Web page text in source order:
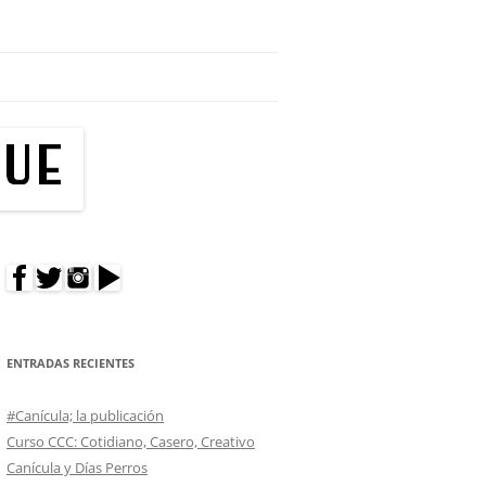
ENTRADAS RECIENTES
#Canícula; la publicación
Curso CCC: Cotidiano, Casero, Creativo
Canícula y Días Perros